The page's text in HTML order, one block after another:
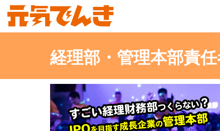
経理部・管理本部責